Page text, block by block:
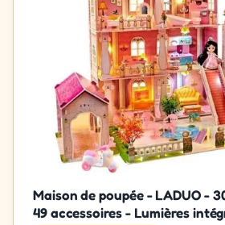
Maison de poupée - LADUO -
49 accessoires - Lumières